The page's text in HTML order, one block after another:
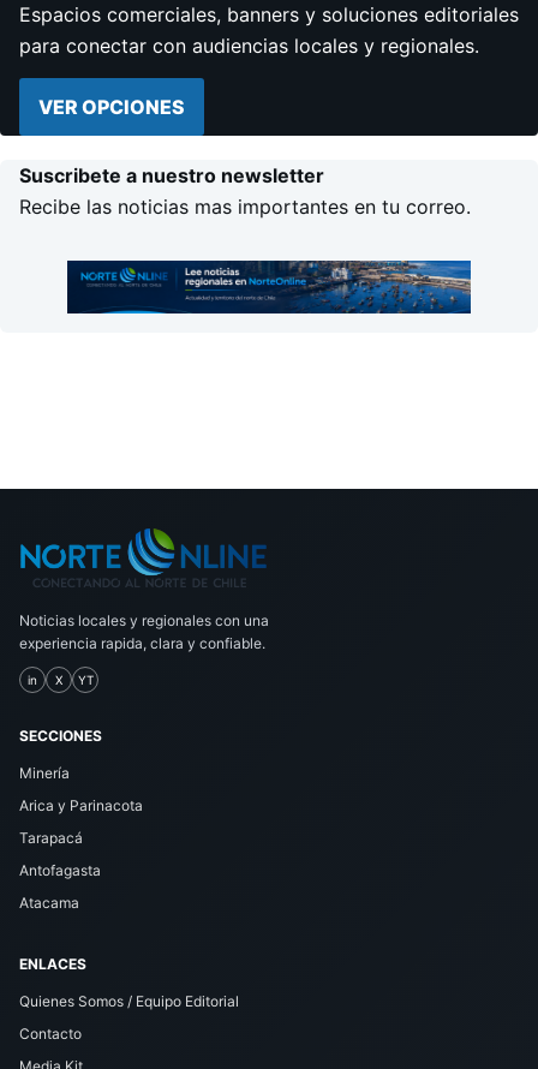
Espacios comerciales, banners y soluciones editoriales
para conectar con audiencias locales y regionales.
VER OPCIONES
Suscribete a nuestro newsletter
Recibe las noticias mas importantes en tu correo.
Noticias locales y regionales con una
experiencia rapida, clara y confiable.
in X YT
SECCIONES
Minería
Arica y Parinacota
Tarapacá
Antofagasta
Atacama
ENLACES
Quienes Somos / Equipo Editorial
Contacto